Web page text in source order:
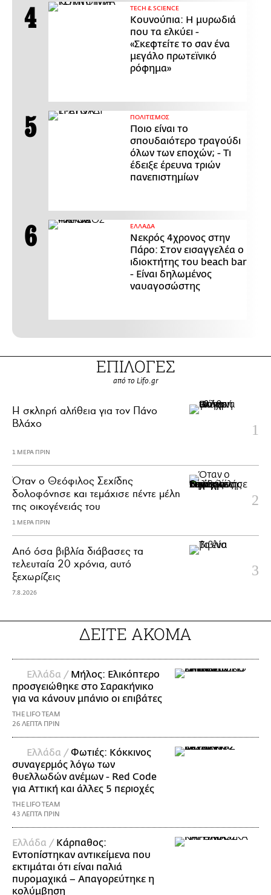
ΤECH & SCIENCE
Κουνούπια: Η μυρωδιά
που τα ελκύει -
«Σκεφτείτε το σαν ένα
μεγάλο πρωτεϊνικό
ρόφημα»
ΠΟΛΙΤΙΣΜΟΣ
Ποιο είναι το
σπουδαιότερο τραγούδι
όλων των εποχών; - Τι
έδειξε έρευνα τριών
πανεπιστημίων
ΕΛΛΑΔΑ
Νεκρός 4χρονος στην
Πάρο: Στον εισαγγελέα ο
ιδιοκτήτης του beach bar
- Είναι δηλωμένος
ναυαγοσώστης
ΕΠΙΛΟΓΕΣ
από το Lifo.gr
H σκληρή αλήθεια για τον Πάνο
Βλάχο
1 ΜΕΡΑ ΠΡΙΝ
Όταν ο Θεόφιλος Σεχίδης
δολοφόνησε και τεμάχισε πέντε μέλη
της οικογένειάς του
1 ΜΕΡΑ ΠΡΙΝ
Από όσα βιβλία διάβασες τα
τελευταία 20 χρόνια, αυτό
ξεχωρίζεις
7.8.2026
ΔΕΙΤΕ ΑΚΟΜΑ
Ελλάδα / Μήλος: Ελικόπτερο
προσγειώθηκε στο Σαρακήνικο
για να κάνουν μπάνιο οι επιβάτες
THE LIFO TEAM
26 ΛΕΠΤΑ ΠΡΙΝ
Ελλάδα /Φωτιές: Κόκκινος
συναγερμός λόγω των
θυελλωδών ανέμων - Red Code
για Αττική και άλλες 5 περιοχές
THE LIFO TEAM
43 ΛΕΠΤΑ ΠΡΙΝ
Ελλάδα / Κάρπαθος:
Εντοπίστηκαν αντικείμενα που
εκτιμάται ότι είναι παλιά
πυρομαχικά – Απαγορεύτηκε η
κολύμβηση